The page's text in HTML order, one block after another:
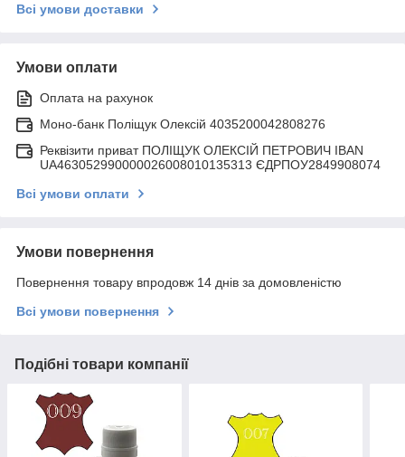
Всі умови доставки
Умови оплати
Оплата на рахунок
Моно-банк Поліщук Олексій 4035200042808276
Реквізити приват ПОЛІЩУК ОЛЕКСІЙ ПЕТРОВИЧ IBAN
UA463052990000026008010135313 ЄДРПОУ2849908074
Всі умови оплати
Умови повернення
Повернення товару впродовж 14 днів за домовленістю
Всі умови повернення
Подібні товари компанії